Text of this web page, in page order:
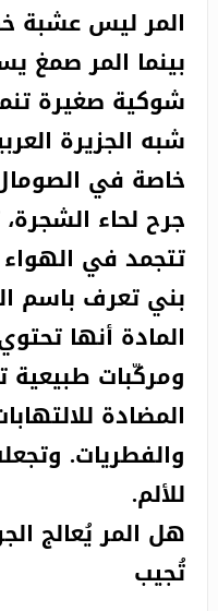
المر ليس عشبة
بينما المر صمغ
شوكية صغيرة
شبه الجزيرة
خاصة في
جرح لحاء
تتجمد في
بني تعرف باسم
المادة أنها
ومركّبات
المضادة
والفطريات.
للألم.
هل المر يُعالج
تُجيب